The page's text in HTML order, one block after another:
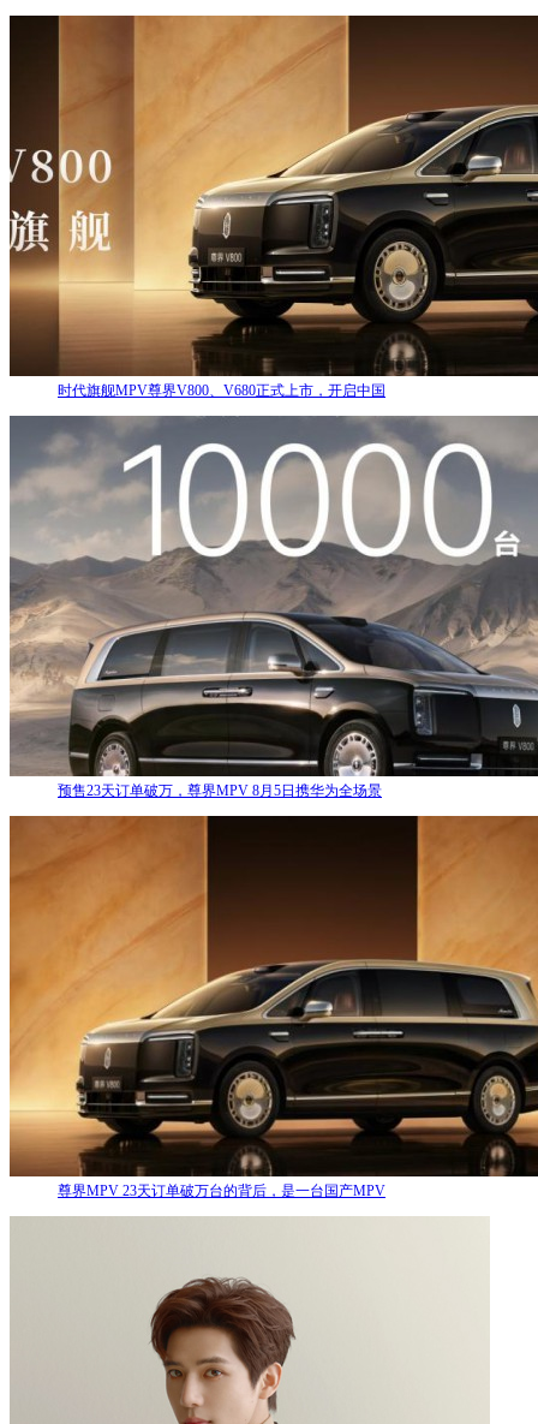
时代旗舰MPV尊界V800、V680正式上市，开启中国
预售23天订单破万，尊界MPV 8月5日携华为全场景
尊界MPV 23天订单破万台的背后，是一台国产MPV